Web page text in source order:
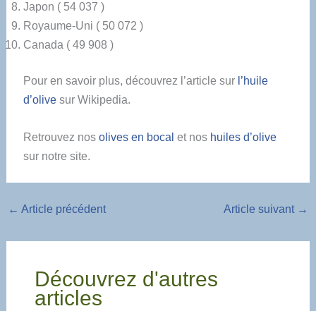
Japon ( 54 037 )
Royaume-Uni ( 50 072 )
Canada ( 49 908 )
Pour en savoir plus, découvrez l’article sur l’huile
d’olivesur Wikipedia.
Retrouvez nos olives en bocal et nos huiles d’olive
sur notre site.
← Article précédent Article suivant →
Découvrez d'autres
articles